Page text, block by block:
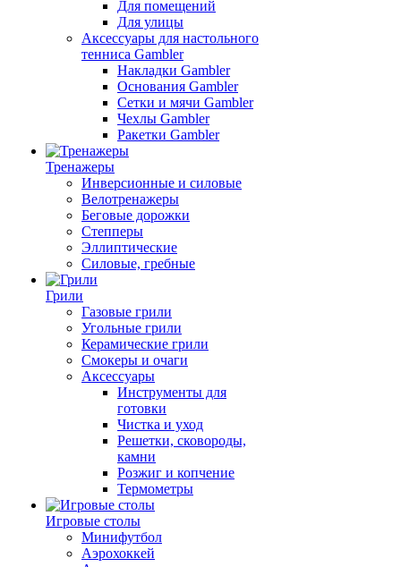
Для помещений
Для улицы
Аксессуары для настольного
тенниса Gambler
Накладки Gambler
Основания Gambler
Сетки и мячи Gambler
Чехлы Gambler
Ракетки Gambler
Тренажеры
Инверсионные и силовые
Велотренажеры
Беговые дорожки
Степперы
Эллиптические
Силовые, гребные
Грили
Газовые грили
Угольные грили
Керамические грили
Смокеры и очаги
Аксессуары
Инструменты для
готовки
Чистка и уход
Решетки, сковороды,
камни
Розжиг и копчение
Термометры
Игровые столы
Минифутбол
Аэрохоккей